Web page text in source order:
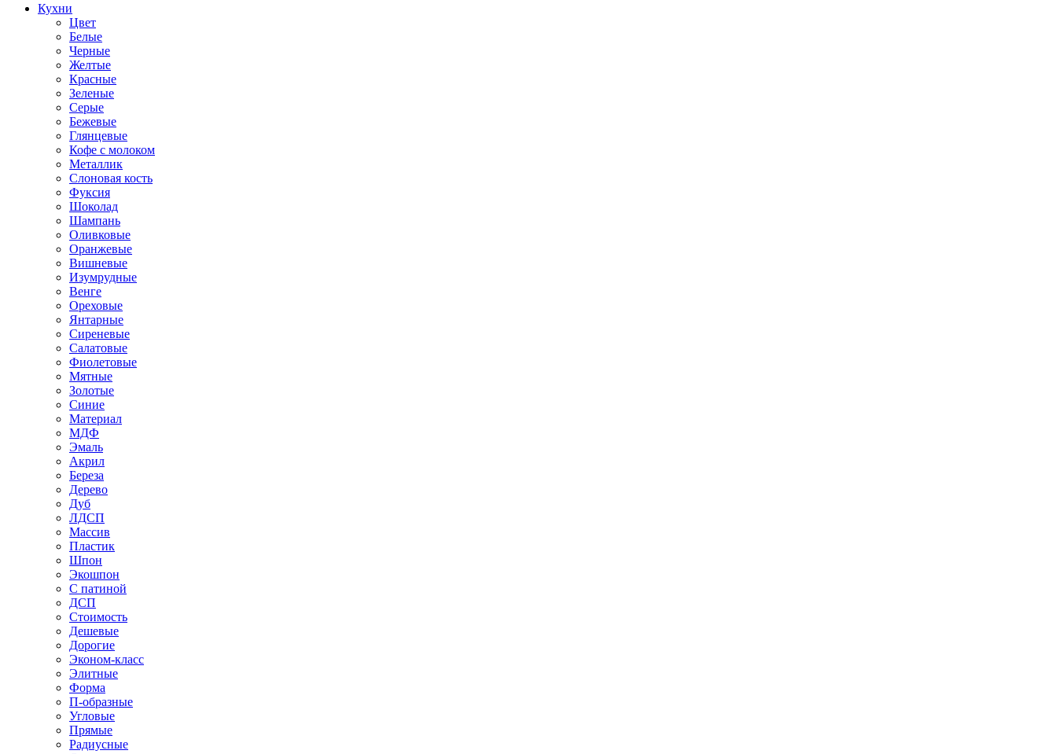
Кухни
Цвет
Белые
Черные
Желтые
Красные
Зеленые
Серые
Бежевые
Глянцевые
Кофе с молоком
Металлик
Слоновая кость
Фуксия
Шоколад
Шампань
Оливковые
Оранжевые
Вишневые
Изумрудные
Венге
Ореховые
Янтарные
Сиреневые
Салатовые
Фиолетовые
Мятные
Золотые
Синие
Материал
МДФ
Эмаль
Акрил
Береза
Дерево
Дуб
ЛДСП
Массив
Пластик
Шпон
Экошпон
С патиной
ДСП
Стоимость
Дешевые
Дорогие
Эконом-класс
Элитные
Форма
П-образные
Угловые
Прямые
Радиусные